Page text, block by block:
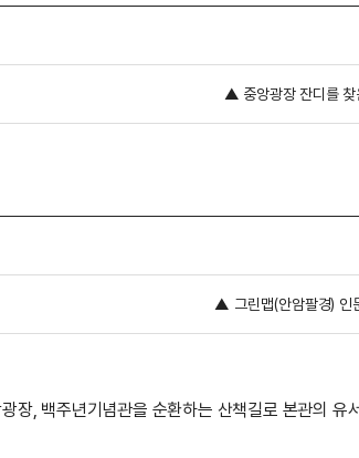
▲ 중앙광장 잔디를 찾
▲ 그린맵(안암팔경) 인
, 백주년기념관을 순환하는 산책길로 본관의 유